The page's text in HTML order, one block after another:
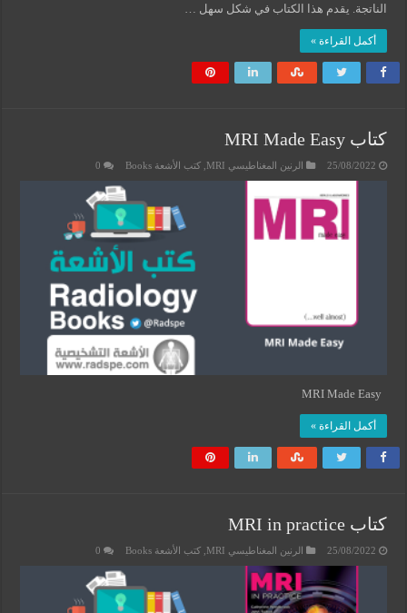
الناتجة. يقدم هذا الكتاب في شكل سهل …
أكمل القراءة »
كتاب MRI Made Easy
25/08/2022 الرنين المغناطيسي MRI كتب الأشعة Books 0
أكمل القراءة »
كتاب MRI in practice
25/08/2022 الرنين المغناطيسي MRI كتب الأشعة Books 0